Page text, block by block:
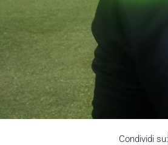
Condividi su: